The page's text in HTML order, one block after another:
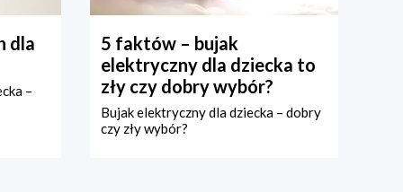
dla
–
5 faktów – bujak
elektryczny dla dziecka to
zły czy dobry wybór?
Bujak elektryczny dla dziecka – dobry
czy zły wybór?